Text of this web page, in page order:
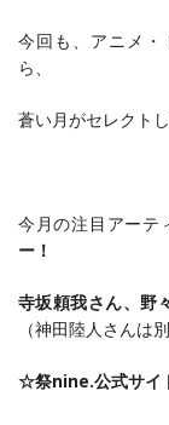
今回も、アニメ
ら、
蒼い月がセレクト
今月の注目アーテ
ー！
寺坂頼我さん、野
（神田陸人さんは
☆祭nine.公式サ